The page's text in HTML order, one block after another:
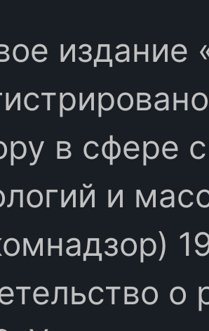
издание
в сфере
и